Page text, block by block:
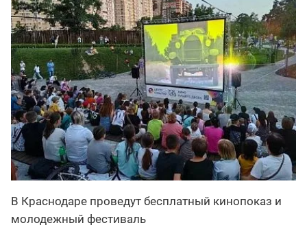
В Краснодаре проведут бесплатный кинопоказ и
молодежный фестиваль